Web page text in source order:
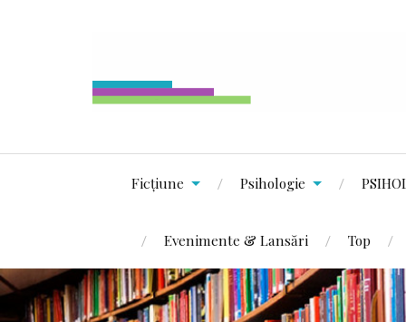
Ficțiune Psihologie
Evenimente & Lansări Top